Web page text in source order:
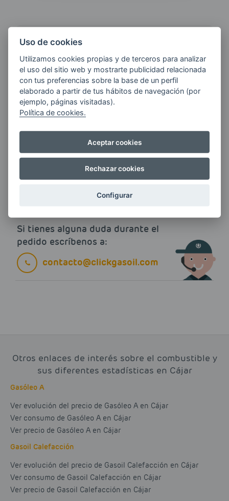
¿QUIERES ESTAR AL DÍA DE
LAS
ÚLTIMAS NOVEDADES?
E-MAIL
Quiero recibir las últimas novedades de AVIA
ENERGIAS por cualquier medio, incluido
Más información
Si tienes alguna duda durante el
pedido escríbenos a:
contacto@clickgasoil.com
Otros enlaces de interés sobre el combustible y
sus diferentes estadísticas en Cájar
Gasóleo A
Ver evolución del precio de Gasóleo A en Cájar
Ver consumo de Gasóleo A en Cájar
Ver precio de Gasóleo A en Cájar
Gasoil Calefacción
Ver evolución del precio de Gasoil Calefacción en Cájar
Ver consumo de Gasoil Calefacción en Cájar
Ver precio de Gasoil Calefacción en Cájar
Uso de cookies
Utilizamos cookies propias y de terceros para analizar
el uso del sitio web y mostrarte publicidad relacionada
con tus preferencias sobre la base de un perfil
elaborado a partir de tus hábitos de navegación (por
ejemplo, páginas visitadas).
Política de cookies.
Aceptar cookies
Rechazar cookies
Configurar